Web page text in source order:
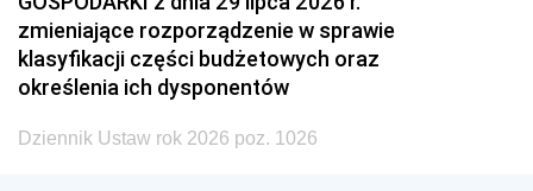
zmieniające rozporządzenie w sprawie
klasyfikacji części budżetowych oraz
określenia ich dysponentów
Dziennik Ustaw rok 2026 poz. 1026